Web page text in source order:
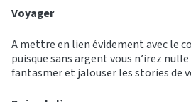
Voyager
A mettre en lien évidement avec le
puisque sans argent vous n’irez
fantasmer et jalouser les stories de